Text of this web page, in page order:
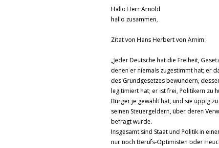
Hallo Herr Arnold
hallo zusammen,
Zitat von Hans Herbert von Arnim:
„Jeder Deutsche hat die Freiheit,
denen er niemals zugestimmt hat; er
des Grundgesetzes bewundern,
legitimiert hat; er ist frei, Politikern zu
Bürger je gewählt hat, und sie üppig
seinen Steuergeldern, über deren
befragt wurde.
Insgesamt sind Staat und Politik in
nur noch Berufs-Optimisten oder